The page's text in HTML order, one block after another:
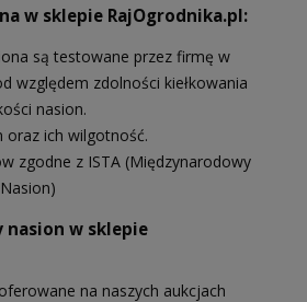
w sklepie RajOgrodnika.pl:
są testowane przez firmę w
względem zdolności kiełkowania
nasion.
oraz ich wilgotność.
zgodne z ISTA (Międzynarodowy
nasion w sklepie
na naszych aukcjach